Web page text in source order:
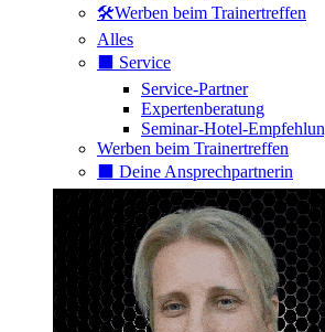
🛠️Werben beim Trainertreffen
Alles
⬛️ Service
Service-Partner
Expertenberatung
Seminar-Hotel-
Werben beim Trainertreffen
⬛️ Deine Ansprechpartnerin